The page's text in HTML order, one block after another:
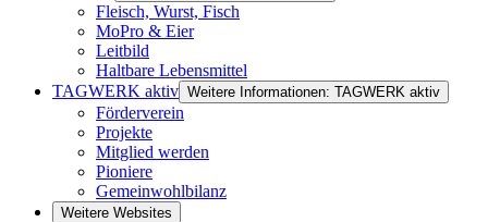
Fleisch, Wurst, Fisch
MoPro & Eier
Leitbild
Haltbare Lebensmittel
TAGWERK aktiv Weitere Informationen: TAGWERK aktiv
Förderverein
Projekte
Mitglied werden
Pioniere
Gemeinwohlbilanz
Weitere Websites